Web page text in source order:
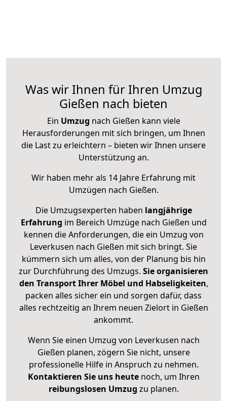
Was wir Ihnen für Ihren Umzug
Gießen nach bieten
Ein Umzug nach Gießen kann viele
Herausforderungen mit sich bringen, um Ihnen
die Last zu erleichtern – bieten wir Ihnen unsere
Unterstützung an.
Wir haben mehr als 14 Jahre Erfahrung mit
Umzügen nach Gießen.
Die Umzugsexperten haben langjährige
Erfahrung im Bereich Umzüge nach Gießen und
kennen die Anforderungen, die ein Umzug von
Leverkusen nach Gießen mit sich bringt. Sie
kümmern sich um alles, von der Planung bis hin
zur Durchführung des Umzugs. Sie organisieren
den Transport Ihrer Möbel und Habseligkeiten,
packen alles sicher ein und sorgen dafür, dass
alles rechtzeitig an Ihrem neuen Zielort in Gießen
ankommt.
Wenn Sie einen Umzug von Leverkusen nach
Gießen planen, zögern Sie nicht, unsere
professionelle Hilfe in Anspruch zu nehmen.
Kontaktieren Sie uns heutenoch, um Ihren
reibungslosen Umzug zu planen.